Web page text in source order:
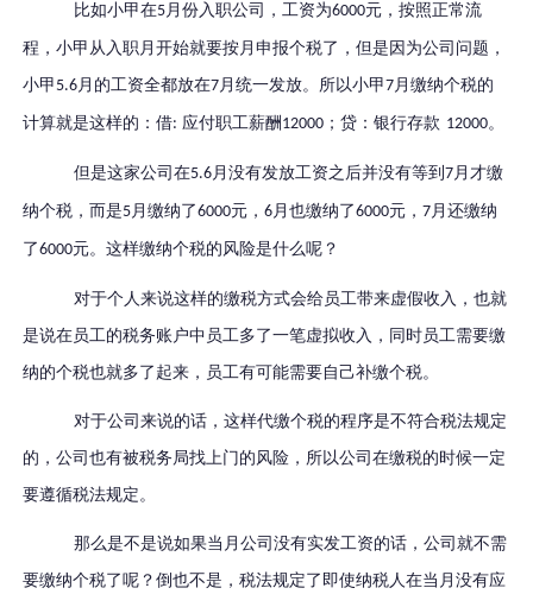
比如小甲在5月份入职公司，工资为6000元，按照正常流
程，小甲从入职月开始就要按月申报个税了，但是因为公司问题，
小甲 5.6月的工资全都放在7月统一发放。所以小甲7月缴纳个税的
计算就是这样的：借:应付职工薪酬 12000；贷：银行存款 12000。
但是这家公司在5.6月没有发放工资之后并没有等到7月才缴
纳个税，而是5月缴纳了6000元，6月也缴纳了6000元，7月还缴纳
了6000元。这样缴纳个税的风险是什么呢？
对于个人来说这样的缴税方式会给员工带来虚假收入，也就
是说在员工的税务账户中员工多了一笔虚拟收入，同时员工需要缴
纳的个税也就多了起来，员工有可能需要自己补缴个税。
对于公司来说的话，这样代缴个税的程序是不符合税法规定
的，公司也有被税务局找上门的风险，所以公司在缴税的时候一定
要遵循税法规定。
那么是不是说如果当月公司没有实发工资的话，公司就不需
要缴纳个税了呢？倒也不是，税法规定了即使纳税人在当月没有应